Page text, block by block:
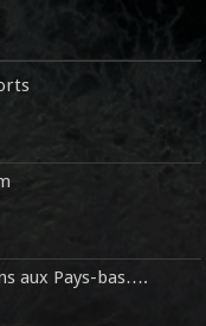
aux Pays-bas….